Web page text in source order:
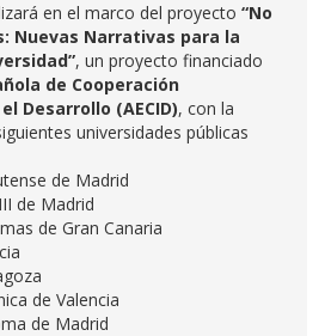
en el marco del proyecto “No
Nuevas Narrativas para la
, un proyecto financiado
de Cooperación
Desarrollo (AECID), con la
universidades públicas
de Madrid
de Madrid
de Gran Canaria
de Valencia
de Madrid